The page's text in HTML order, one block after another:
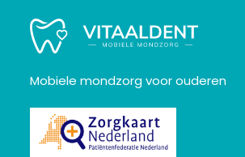
Mobiele mondzorg voor ouderen